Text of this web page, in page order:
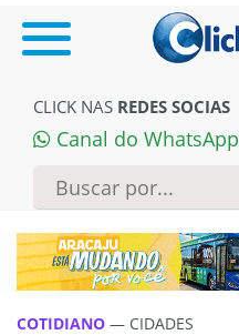
CLICK NAS REDES SOCIAS
Canal do WhatsApp
COTIDIANO — CIDADES